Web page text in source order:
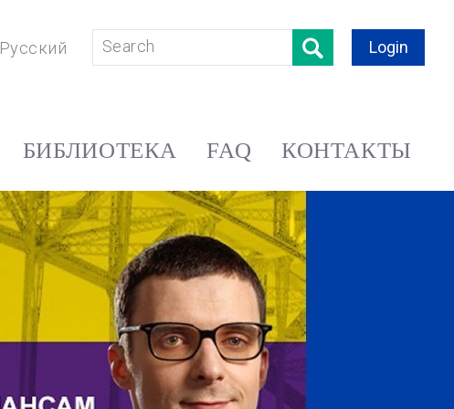
Русский Login
БИБЛИОТЕКА FAQ КОНТАКТЫ